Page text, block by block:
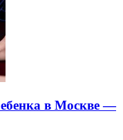
в Москве —